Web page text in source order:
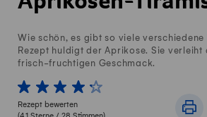
Wie schön, es gibt so viele verschiedene
Rezept huldigt der Aprikose. Sie verleiht
frisch-fruchtigen Geschmack.
1 von 5 Sterne
2 von 5 Sterne
3 von 5 Sterne
4 von 5 Sterne
5 von 5 Sterne
Rezept bewerten